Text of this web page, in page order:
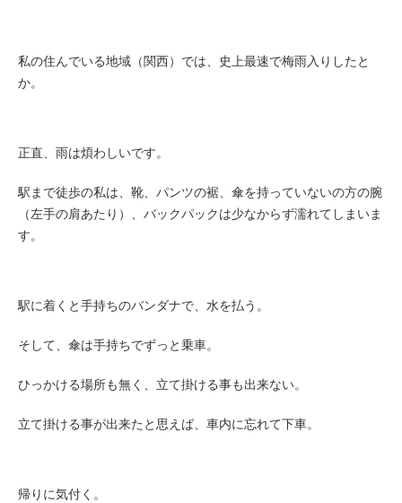
私の住んでいる地域（関西）では、史上最速で梅雨入りしたと
か。
正直、雨は煩わしいです。
駅まで徒歩の私は、靴、パンツの裾、傘を持っていないの方の腕
（左手の肩あたり）、バックパックは少なからず濡れてしまいま
す。
駅に着くと手持ちのバンダナで、水を払う。
そして、傘は手持ちでずっと乗車。
ひっかける場所も無く、立て掛ける事も出来ない。
立て掛ける事が出来たと思えば、車内に忘れて下車。
帰りに気付く。